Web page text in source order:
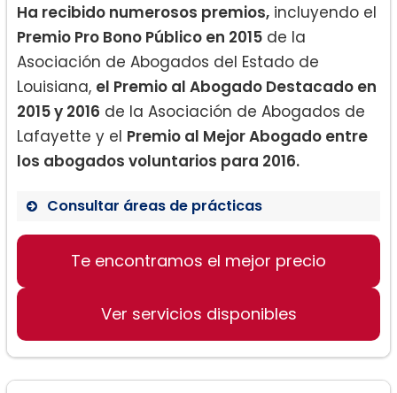
Ha recibido numerosos premios, incluyendo el
Premio Pro Bono Público en 2015 de la
Asociación de Abogados del Estado de
Louisiana, el Premio al Abogado Destacado en
2015 y 2016 de la Asociación de Abogados de
Lafayette y el Premio al Mejor Abogado entre
los abogados voluntarios para 2016.
Consultar áreas de prácticas
Derecho de Familia
Custodia y Visitación
Manutención de Menores
Te encontramos el mejor precio
Ver servicios disponibles